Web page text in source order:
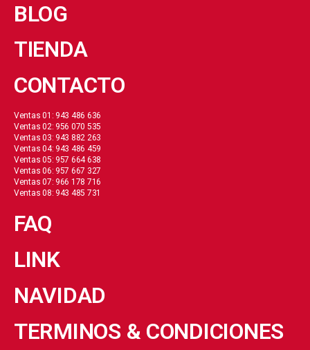
BLOG
TIENDA
CONTACTO
Ventas 01: 943 486 636
Ventas 02: 956 070 535
Ventas 03: 943 882 263
Ventas 04: 943 486 459
Ventas 05: 957 664 638
Ventas 06: 957 667 327
Ventas 07: 966 178 716
Ventas 08: 943 485 731
FAQ
LINK
NAVIDAD
TERMINOS & CONDICIONES